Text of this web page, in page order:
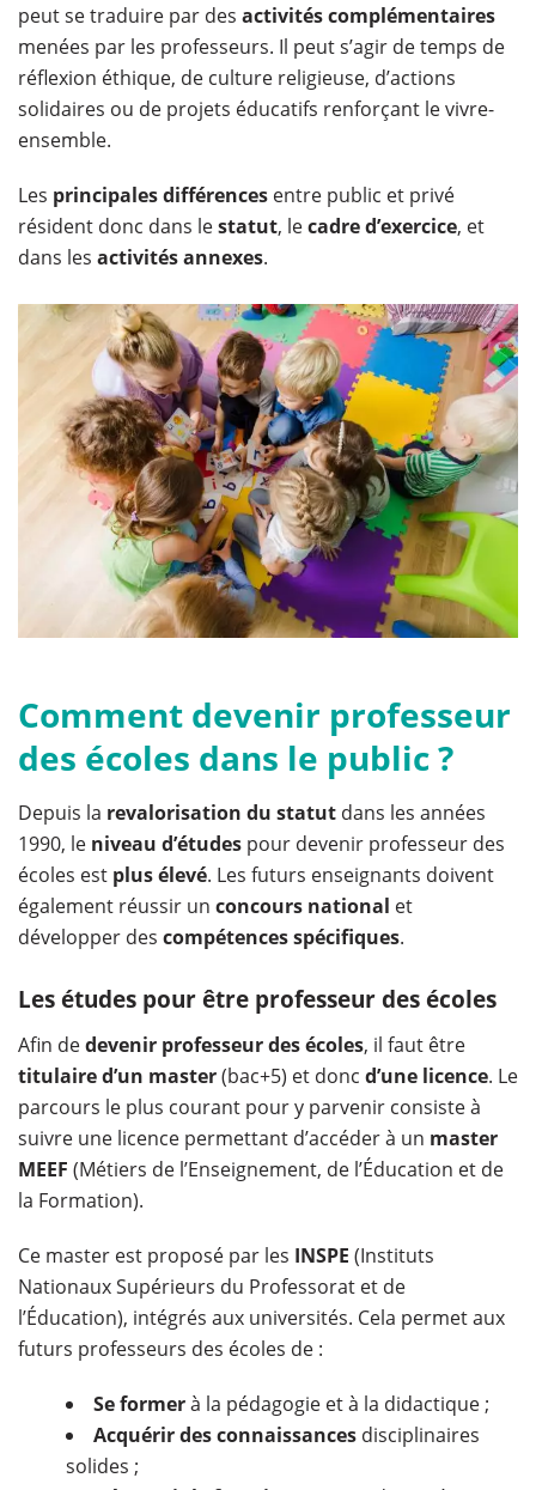
peut se traduire par des activités complémentaires
menées par les professeurs. Il peut s’agir de temps de
réflexion éthique, de culture religieuse, d’actions
solidaires ou de projets éducatifs renforçant le vivre-
ensemble.
Les principales différences entre public et privé
résident donc dans lestatut, lecadre d’exercice, et
dans les activités annexes.
Comment devenir professeur
des écoles dans le public ?
Depuis la revalorisation du statut dans les années
1990, le niveau d’études pour devenir professeur des
écoles est plus élevé. Les futurs enseignants doivent
également réussir un concours national et
développer des compétences spécifiques.
Les études pour être professeur des écoles
Afin dedevenir professeur des écoles, il faut être
titulaire d’un master(bac+5) et donc d’une licence. Le
parcours le plus courant pour y parvenir consiste à
suivre une licence permettant d’accéder à un master
MEEF (Métiers de l’Enseignement, de l’Éducation et de
la Formation).
Ce master est proposé par les INSPE (Instituts
Nationaux Supérieurs du Professorat et de
l’Éducation), intégrés aux universités. Cela permet aux
futurs professeurs des écoles de :
Se formerà la pédagogie et à la didactique ;
Acquérir des connaissances disciplinaires
solides ;